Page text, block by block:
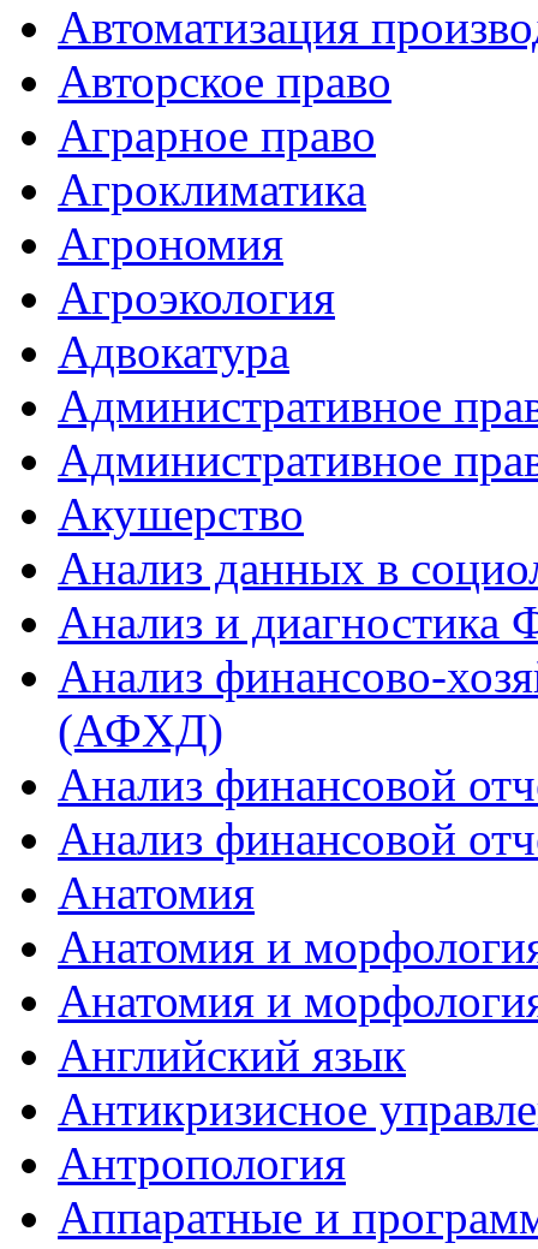
Автоматизация
Авторское право
Аграрное право
Агроклиматика
Агрономия
Агроэкология
Адвокатура
Административное
Административное
Акушерство
Анализ данных в
Анализ и
Анализ финансово-
(АФХД)
Анализ финансовой
Анализ финансовой
Анатомия
Анатомия и
Анатомия и
Английский язык
Антикризисное
Антропология
Аппаратные и